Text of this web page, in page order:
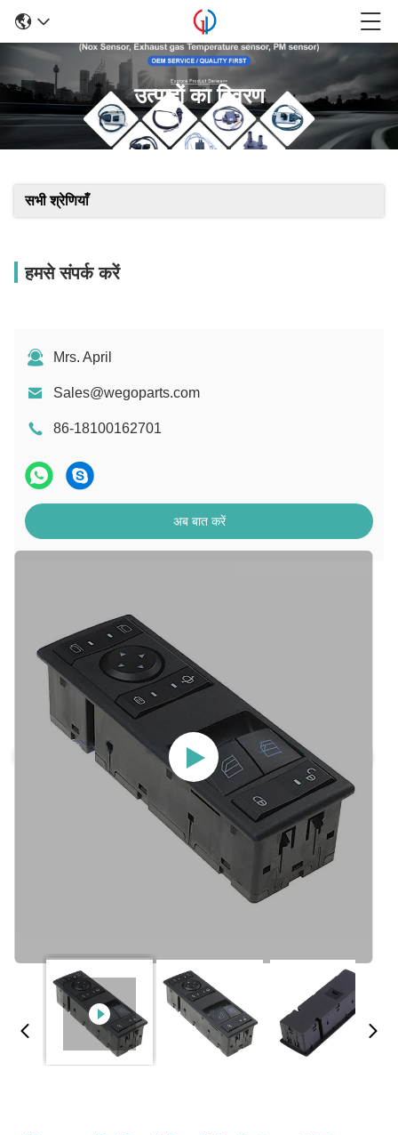
उत्पादों का विवरण
सभी श्रेणियाँ
हमसे संपर्क करें
Mrs. April
Sales@wegoparts.com
86-18100162701
अब बात करें